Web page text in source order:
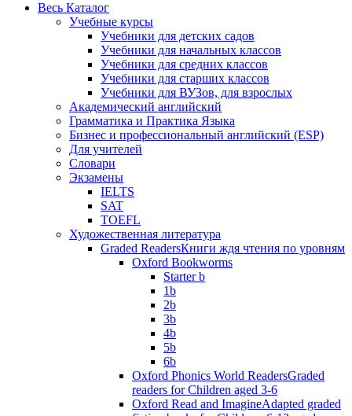
Весь Каталог
Учебные курсы
Учебники для детских садов
Учебники для начальных классов
Учебники для средних классов
Учебники для старших классов
Учебники для ВУЗов, для взрослых
Академический английский
Грамматика и Практика Языка
Бизнес и профессиональный английский (ESP)
Для учителей
Словари
Экзамены
IELTS
SAT
TOEFL
Художественная литература
Graded ReadersКниги ждя чтения по уровням
Oxford Bookworms
Starter b
1b
2b
3b
4b
5b
6b
Oxford Phonics World ReadersGraded
readers for Children aged 3-6
Oxford Read and ImagineAdapted graded